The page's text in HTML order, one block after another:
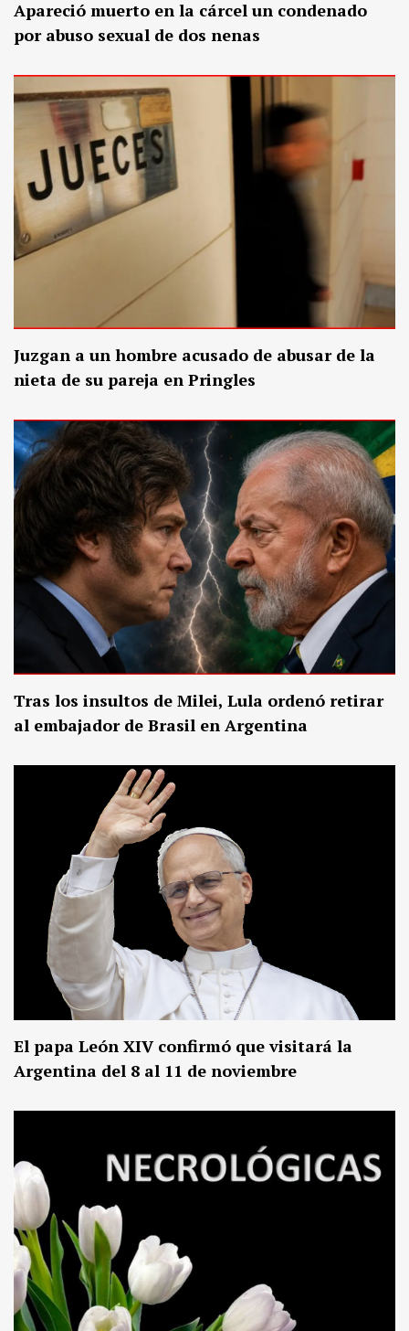
Apareció muerto en la cárcel un condenado
por abuso sexual de dos nenas
Juzgan a un hombre acusado de abusar de la
nieta de su pareja en Pringles
Tras los insultos de Milei, Lula ordenó retirar
al embajador de Brasil en Argentina
El papa León XIV confirmó que visitará la
Argentina del 8 al 11 de noviembre